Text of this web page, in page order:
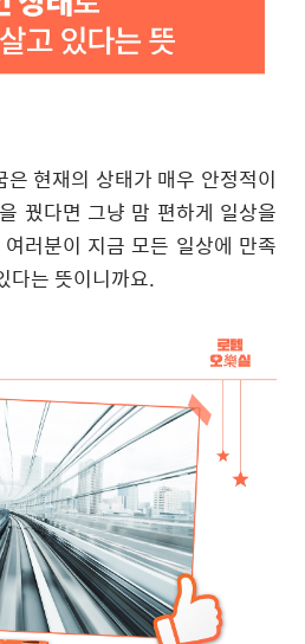
현재의 상태가 매우 안정적이
꿨다면 그냥 맘 편하게 일상을
여러분이 지금 모든 일상에 만족
다는 뜻이니까요.